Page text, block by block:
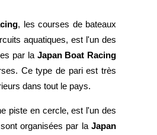
, les courses de bateaux
aquatiques, est l'un des
par la Japan Boat Racing
Ce type de pari est très
dans tout le pays.
piste en cercle, est l'un des
organisées par la Japan